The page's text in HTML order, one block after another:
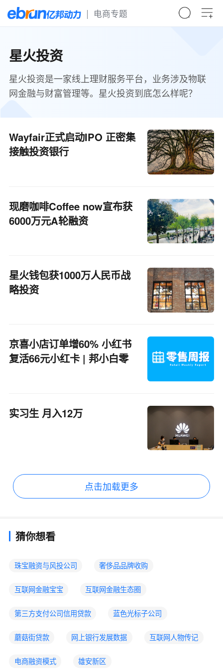
电商专题
星火投资
星火投资是一家线上理财服务平台，业务涉及物联
网金融与财富管理等。星火投资到底怎么样呢？
Wayfair正式启动IPO 正密集
接触投资银行
现磨咖啡Coffee now宣布获
6000万元A轮融资
星火钱包获1000万人民币战
略投资
京喜小店订单增60% 小红书
复活66元小红卡 | 邦小白零
实习生 月入12万
点击加载更多
猜你想看
珠宝融资与风投公司 奢侈品品牌收购
互联网金融宝宝 互联网金融生态圈
第三方支付公司信用贷款 蓝色光标子公司
蘑菇街贷款 网上银行发展数据 互联网人物传记
电商融资模式 雄安新区